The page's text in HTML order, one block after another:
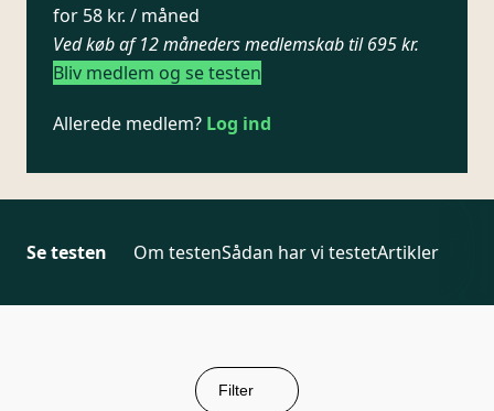
for 58 kr. / måned
Ved køb af 12 måneders medlemskab til 695 kr.
Bliv medlem og se testen
Allerede medlem? Log ind
Se testen Om testenSådan har vi testetArtikler
Filter